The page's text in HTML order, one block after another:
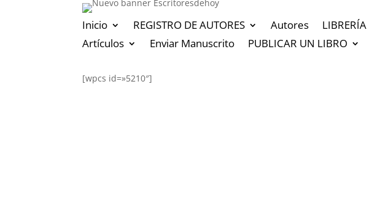
Inicio REGISTRO DE AUTORES Autores LIBRERÍA
Artículos
Enviar Manuscrito PUBLICAR UN LIBRO
[wpcs id=»5210″]